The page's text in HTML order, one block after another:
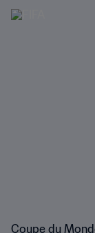
Coupe du